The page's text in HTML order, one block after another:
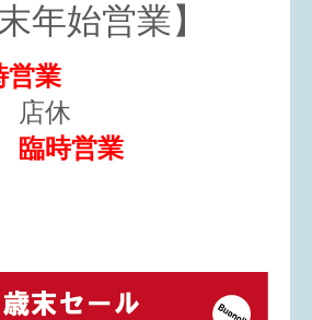
年始営業】
営業
店休
時営業